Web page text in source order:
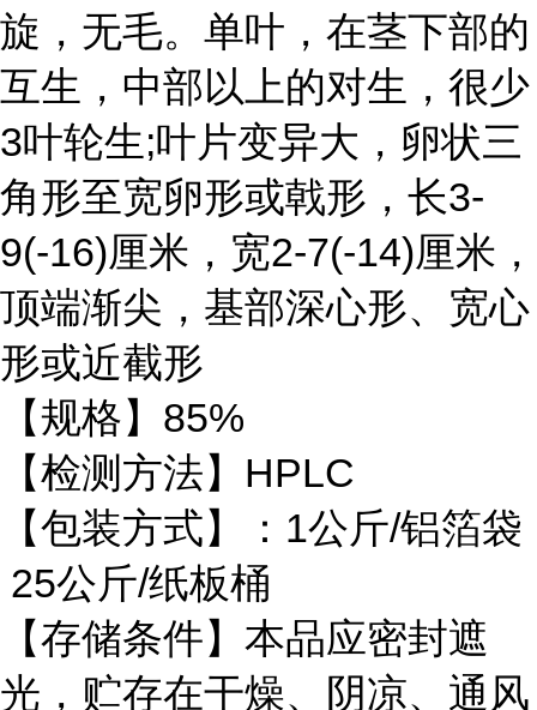
旋，无毛。单叶，在茎下部的
互生，中部以上的对生，很少
3叶轮生;叶片变异大，卵状三
角形至宽卵形或戟形，长3-
9(-16)厘米，宽2-7(-14)厘米，
顶端渐尖，基部深心形、宽心
形或近截形
【规格】85%
【检测方法】HPLC
【包装方式】：1公斤/铝箔袋
25公斤/纸板桶
【存储条件】本品应密封遮
光，贮存在干燥、阴凉、通风